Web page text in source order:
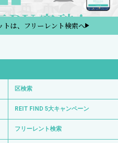
は、フリーレント検索へ
区検索
REIT FIND 5大キャンペーン
フリーレント検索